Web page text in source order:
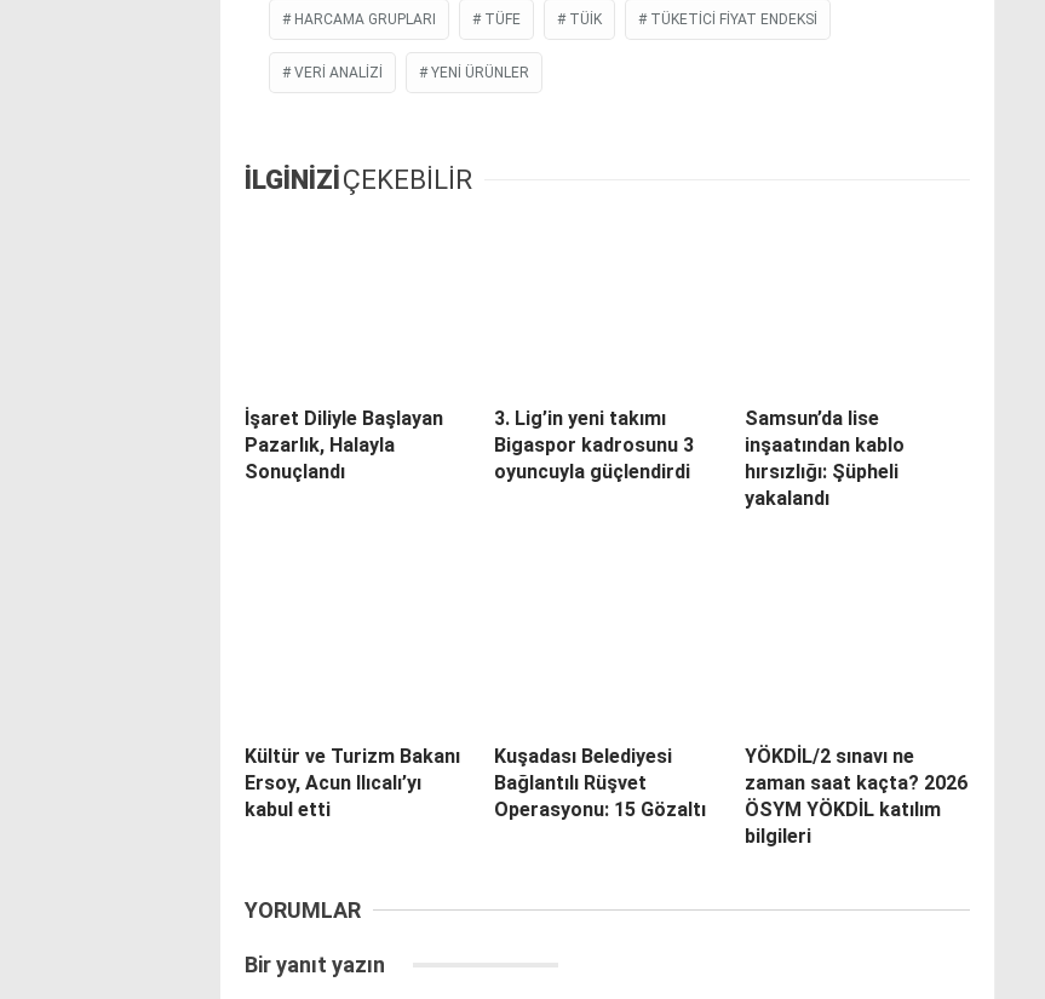
HARCAMA GRUPLARI TÜFE TÜİK TÜKETICI FIYAT ENDEKSI
VERİ ANALİZİ YENI ÜRÜNLER
İLGİNİZİÇEKEBİLİR
İşaret Diliyle Başlayan
Pazarlık, Halayla
Sonuçlandı
3. Lig’in yeni takımı
Bigaspor kadrosunu 3
oyuncuyla güçlendirdi
Samsun’da lise
inşaatından kablo
hırsızlığı: Şüpheli
yakalandı
Kültür ve Turizm Bakanı
Ersoy, Acun Ilıcalı’yı
kabul etti
Kuşadası Belediyesi
Bağlantılı Rüşvet
Operasyonu: 15 Gözaltı
YÖKDİL/2 sınavı ne
zaman saat kaçta? 2026
ÖSYM YÖKDİL katılım
bilgileri
YORUMLAR
Bir yanıt yazın